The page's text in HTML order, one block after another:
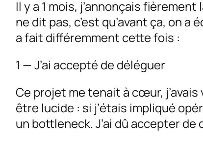
Il y a 1 mois, j’annonçais
ne dit pas, c’est qu’avant ça, on
a fait différemment cette fois :
1 — J’ai accepté de déléguer
Ce projet me tenait à cœur,
être lucide : si j’étais impliqué
un bottleneck. J’ai dû accepter de